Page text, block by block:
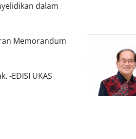
dalam
Memorandum
-EDISI UKAS